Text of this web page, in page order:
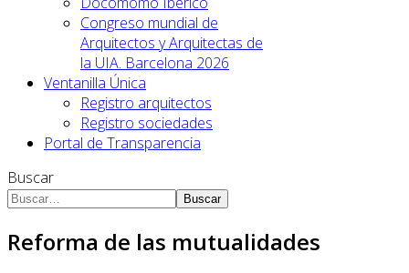
Congreso mundial de
Arquitectos y Arquitectas de
la UIA. Barcelona 2026
Ventanilla Única
Registro arquitectos
Registro sociedades
Portal de Transparencia
Buscar
Buscar
Reforma de las mutualidades